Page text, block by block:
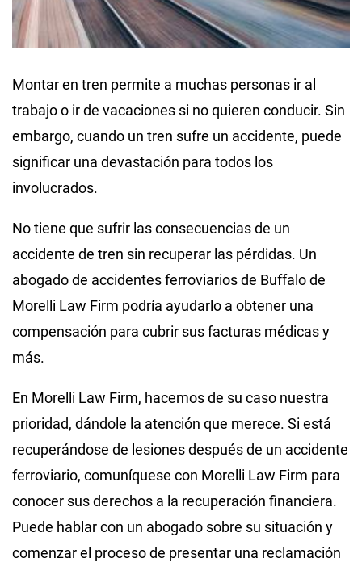
Montar en tren permite a muchas personas ir al
trabajo o ir de vacaciones si no quieren conducir. Sin
embargo, cuando un tren sufre un accidente, puede
significar una devastación para todos los
involucrados.
No tiene que sufrir las consecuencias de un
accidente de tren sin recuperar las pérdidas. Un
abogado de accidentes ferroviarios de Buffalo de
Morelli Law Firm podría ayudarlo a obtener una
compensación para cubrir sus facturas médicas y
más.
En Morelli Law Firm, hacemos de su caso nuestra
prioridad, dándole la atención que merece. Si está
recuperándose de lesiones después de un accidente
ferroviario, comuníquese con Morelli Law Firm para
conocer sus derechos a la recuperación financiera.
Puede hablar con un abogado sobre su situación y
comenzar el proceso de presentar una reclamación